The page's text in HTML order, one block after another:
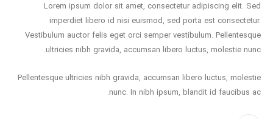
Lorem ipsum dolor sit amet, consectetur adipiscing elit. Sed
imperdiet libero id nisi euismod, sed porta est consectetur.
Vestibulum auctor felis eget orci semper vestibulum. Pellentesque
ultricies nibh gravida, accumsan libero luctus, molestie nunc.
Pellentesque ultricies nibh gravida, accumsan libero luctus, molestie
nunc. In nibh ipsum, blandit id faucibus ac.